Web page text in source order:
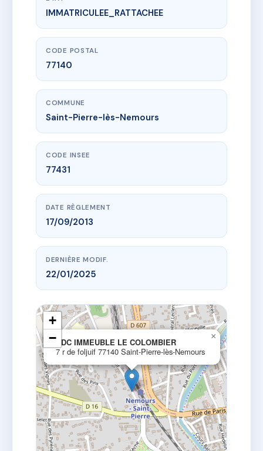
www.vme.plus/AC6709273
SDC IMMEUBLE LE COLOMBIER
7 r de foljuif77140 Saint-Pierre-lès-Nemours
IMMATRICULEE_RATTACHEE
CODE POSTAL
77140
COMMUNE
Saint-Pierre-lès-Nemours
CODE INSEE
77431
DATE RÈGLEMENT
17/09/2013
DERNIÈRE MODIF.
22/01/2025
SDC IMMEUBLE LE COLOMBIER
7 r de foljuif 77140 Saint-Pierre-lès-Nemours
×
+
−